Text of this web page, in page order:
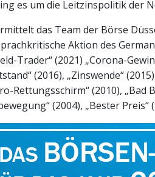
es um die Leitzinspolitik der
das Team der Börse
Aktion des
Trader“ (2021) „Corona-
(2016), „Zinswende“
Rettungsschirm“ (2010), „Bad
(2004), „Bester Preis“